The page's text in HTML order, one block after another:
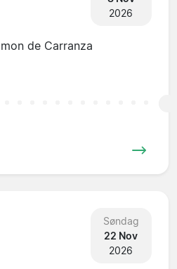
2026
de Carranza
Søndag
22 Nov
2026